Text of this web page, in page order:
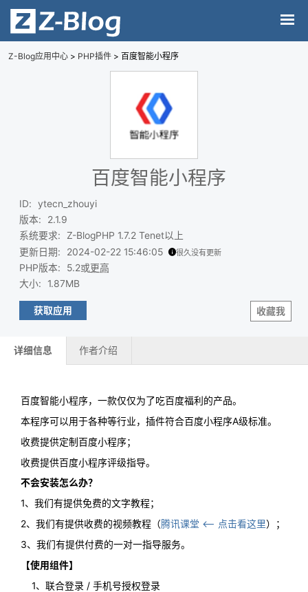
Z-Blog应用中心 > PHP插件 > 百度智能小程序
百度智能小程序
ID:
ytecn_zhouyi
版本:
2.1.9
系统要求:
Z-BlogPHP 1.7.2 Tenet以上
更新日期: 2024-02-22 15:46:05 很久没有更新
PHP版本: 5.2或更高
大小: 1.87MB
收藏我
获取应用
详细信息 作者介绍
百度智能小程序，一款仅仅为了吃百度福利的产品。
本程序可以用于各种等行业，插件符合百度小程序A级标准。
收费提供定制百度小程序；
收费提供百度小程序评级指导。
不会安装怎么办？
1、我们有提供免费的文字教程；
2、我们有提供收费的视频教程（腾讯课堂 <-- 点击看这里）；
3、我们有提供付费的一对一指导服务。
【使用组件】
1、联合登录 / 手机号授权登录